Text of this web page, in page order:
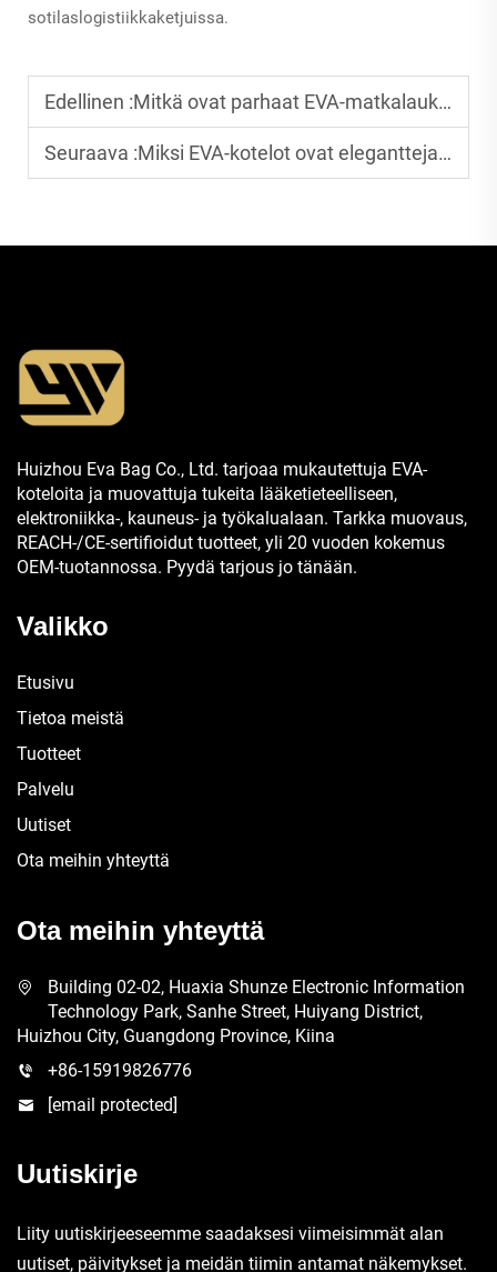
sotilaslogistiikkaketjuissa.
Edellinen :Mitkä ovat parhaat EVA-matkalaukut?
Seuraava :Miksi EVA-kotelot ovat elegantteja ja toiminnallisiksi
Huizhou Eva Bag Co., Ltd. tarjoaa mukautettuja EVA-
koteloita ja muovattuja tukeita lääketieteelliseen,
elektroniikka-, kauneus- ja työkalualaan. Tarkka muovaus,
REACH-/CE-sertifioidut tuotteet, yli 20 vuoden kokemus
OEM-tuotannossa. Pyydä tarjous jo tänään.
Valikko
Etusivu
Tietoa meistä
Tuotteet
Palvelu
Uutiset
Ota meihin yhteyttä
Ota meihin yhteyttä
Building 02-02, Huaxia Shunze Electronic Information
Technology Park, Sanhe Street, Huiyang District,
Huizhou City, Guangdong Province, Kiina
+86-15919826776
[email protected]
Uutiskirje
Liity uutiskirjeeseemme saadaksesi viimeisimmät alan
uutiset, päivitykset ja meidän tiimin antamat näkemykset.